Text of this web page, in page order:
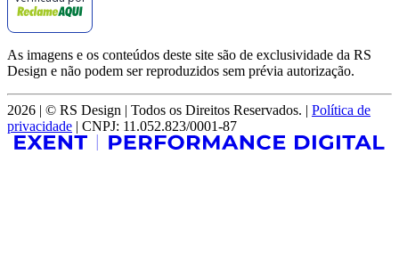
As imagens e os conteúdos deste site são de exclusividade da RS
Design e não podem ser reproduzidos sem prévia autorização.
2026 | © RS Design | Todos os Direitos Reservados. | Política de
privacidade | CNPJ: 11.052.823/0001-87